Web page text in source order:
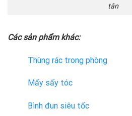
tân
Các sản phẩm khác:
Thùng rác trong phòng
Mấy sấy tóc
Bình đun siêu tốc